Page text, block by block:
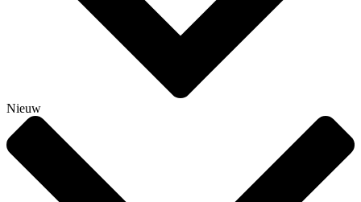
Nieuw